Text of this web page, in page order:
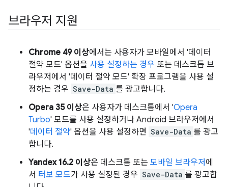
브라우저 지원
Chrome 49 이상에서는 사용자가 모바일에서 '데이터
절약 모드' 옵션을 사용 설정하는 경우 또는 데스크톱 브
라우저에서 '데이터 절약 모드' 확장 프로그램을 사용 설
정하는 경우 Save-Data 를 광고합니다.
Opera 35 이상은 사용자가 데스크톱에서 'Opera
Turbo' 모드를 사용 설정하거나 Android 브라우저에서
'데이터 절약' 옵션을 사용 설정하면 Save-Data 를 광고
합니다.
Yandex 16.2 이상은 데스크톱 또는 모바일 브라우저 에
서 터보 모드가 사용 설정된 경우 Save-Data 를 광고합